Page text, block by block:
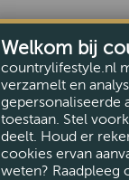
Welkom bij
countrylifestyle.nl
verzamelt en
gepersonaliseerde
toestaan. Stel
deelt. Houd er
cookies ervan
weten? Raadpleeg